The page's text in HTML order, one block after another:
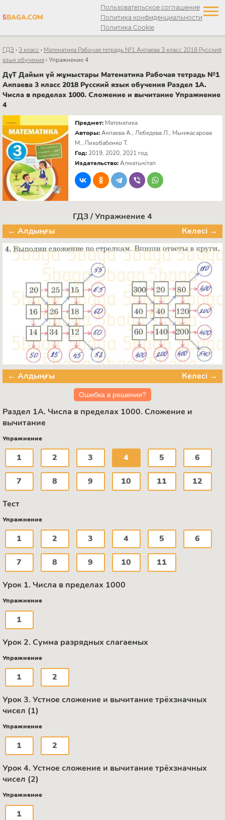
5BAGA.COM
Пользовательское соглашение
Политика конфиденциальности
Политика Cookie
ГДЗ › 3 класс › Математика Рабочая тетрадь №1 Акпаева 3 класс 2018 Русский
язык обучения›Упражнение 4
ДүТ Дайын үй жұмыстары Математика Рабочая тетрадь №1
Акпаева 3 класс 2018 Русский язык обучения Раздел 1А.
Числа в пределах 1000. Сложение и вычитание Упражнение
4
Предмет: Математика
Авторы:Акпаева А., Лебедева Л., Мынжасарова
М., Лихобабенко Т.
Год: 2019, 2020, 2021 год
Издательство:Алматыкітап
ГДЗ / Упражнение 4
← Алдыңғы
Келесі →
← Алдыңғы Келесі →
Ошибка в решении?
Раздел 1А. Числа в пределах 1000. Сложение и
вычитание
Упражнение
1 2 3 4 5 6
7 8 9 10 11 12
Тест
Упражнение
1 2 3 4 5 6
7 8 9 10 11
Урок 1. Числа в пределах 1000
Упражнение
1
Урок 2. Сумма разрядных слагаемых
Упражнение
1 2
Урок 3. Устное сложение и вычитание трёхзначных
чисел (1)
Упражнение
1 2
Урок 4. Устное сложение и вычитание трёхзначных
чисел (2)
Упражнение
1